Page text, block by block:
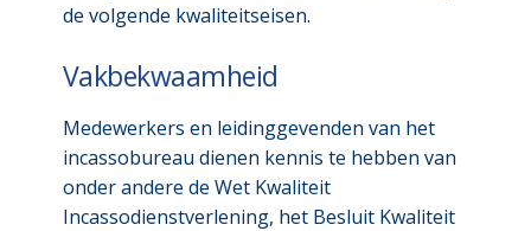
de volgende kwaliteitseisen.
Vakbekwaamheid
Medewerkers en leidinggevenden van het
incassobureau dienen kennis te hebben van
onder andere de Wet Kwaliteit
Incassodienstverlening, het Besluit Kwaliteit